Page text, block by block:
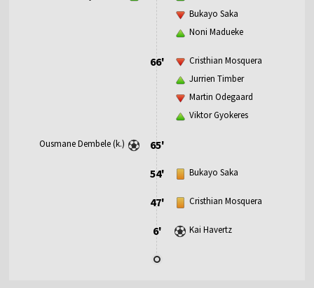
Bukayo Saka
Noni Madueke
66'
Cristhian Mosquera
Jurrien Timber
Martin Odegaard
Viktor Gyokeres
65'
Ousmane Dembele (k.)
54' Bukayo Saka
47' Cristhian Mosquera
6' Kai Havertz